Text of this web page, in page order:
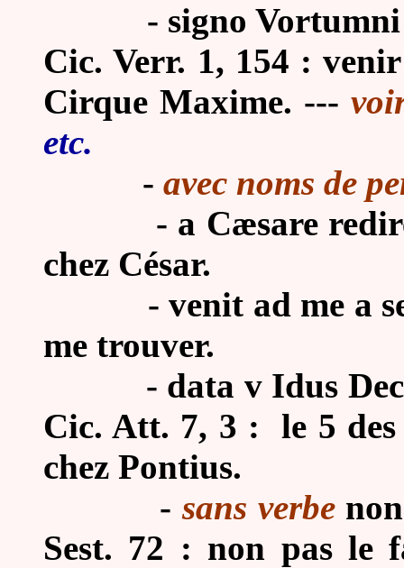
- signo Vortumni
Cic. Verr. 1, 154 :
Cirque Maxime. ---
etc.
- avec noms de
- a Cæsare
chez César.
- venit ad me a
me trouver.
- data v Idus
Cic. Att. 7, 3 : le 5 des
chez Pontius.
- sans verbenon
Sest. 72 : non pas le